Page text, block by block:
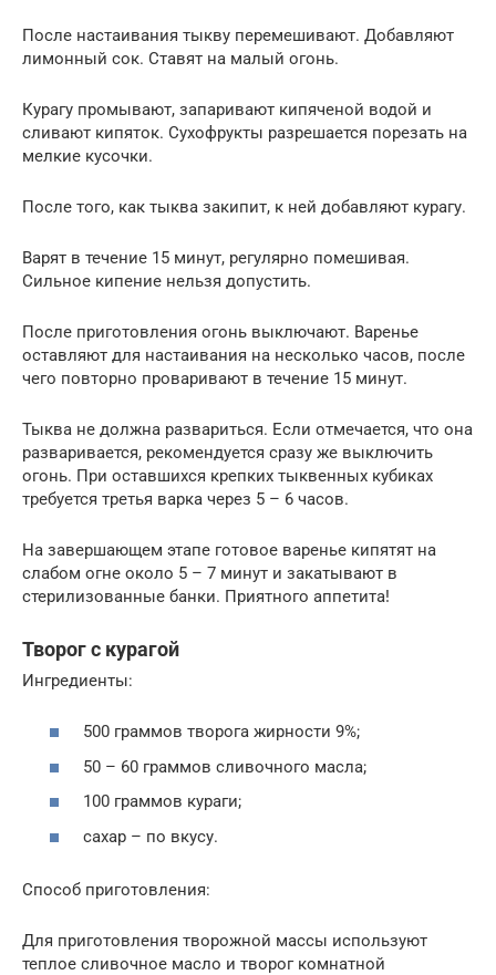
После настаивания тыкву перемешивают. Добавляют
лимонный сок. Ставят на малый огонь.
Курагу промывают, запаривают кипяченой водой и
сливают кипяток. Сухофрукты разрешается порезать на
мелкие кусочки.
После того, как тыква закипит, к ней добавляют курагу.
Варят в течение 15 минут, регулярно помешивая.
Сильное кипение нельзя допустить.
После приготовления огонь выключают. Варенье
оставляют для настаивания на несколько часов, после
чего повторно проваривают в течение 15 минут.
Тыква не должна развариться. Если отмечается, что она
разваривается, рекомендуется сразу же выключить
огонь. При оставшихся крепких тыквенных кубиках
требуется третья варка через 5 – 6 часов.
На завершающем этапе готовое варенье кипятят на
слабом огне около 5 – 7 минут и закатывают в
стерилизованные банки. Приятного аппетита!
Творог с курагой
Ингредиенты:
500 граммов творога жирности 9%;
50 – 60 граммов сливочного масла;
100 граммов кураги;
сахар – по вкусу.
Способ приготовления:
Для приготовления творожной массы используют
теплое сливочное масло и творог комнатной